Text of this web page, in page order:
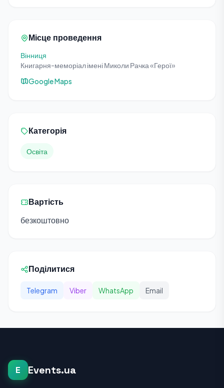
Місце проведення
Вінниця
Книгарня-меморіал імені Миколи Рачка «Герої»
Google Maps
Категорія
Освіта
Вартість
безкоштовно
Поділитися
Telegram Viber WhatsApp Email
E Events.ua